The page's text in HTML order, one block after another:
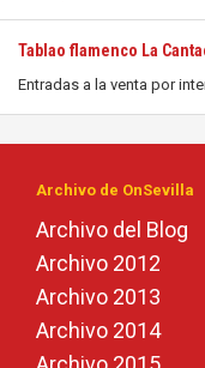
Tablao flamenco La
Entradas a la venta por
Archivo de OnSevilla
Archivo del Blog
Archivo 2012
Archivo 2013
Archivo 2014